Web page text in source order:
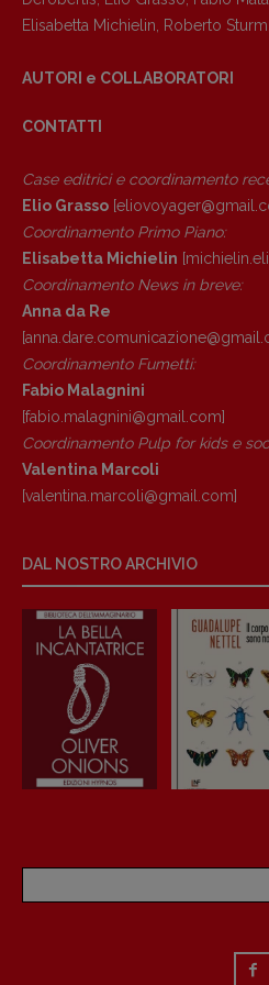
Anna da Re
Coordinamento Fumetti:
[fabio.malagnini@gmail.
media:
Valentina Marcoli
ARCHIVIO E AUTORI
Elisabetta Michielin
Roberto Sturm
AUTORI e COLLABORATORI
CONTATTI
Case editrici e coordinamento
Elio Grasso
Coordinamento Primo Piano:
Elisabetta Michielin
Coordinamento News in breve:
Anna da Re
[anna.dare.comunicazione@gmail.
Coordinamento Fumetti:
Fabio Malagnini
[fabio.malagnini@gmail. com]
Coordinamento Pulp for kids e
Valentina Marcoli
[valentina.marcoli@gmail. com]
DAL NOSTRO ARCHIVIO